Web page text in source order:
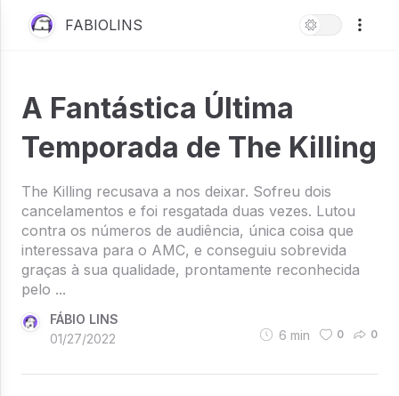
FABIOLINS
A Fantástica Última
Temporada de The Killing
The Killing recusava a nos deixar. Sofreu dois
cancelamentos e foi resgatada duas vezes. Lutou
contra os números de audiência, única coisa que
interessava para o AMC, e conseguiu sobrevida
graças à sua qualidade, prontamente reconhecida
pelo ...
FÁBIO LINS
01/27/2022
6 min 0 0